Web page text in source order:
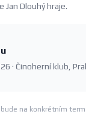
Dlouhý hraje.
· Činoherní klub,
na konkrétním